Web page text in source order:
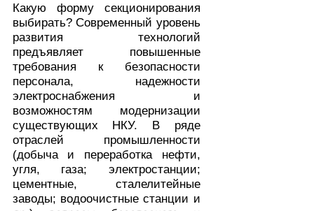
Какую форму секционирования
выбирать? Современный уровень
развития технологий
предъявляет повышенные
требования к безопасности
персонала, надежности
электроснабжения и
возможностям модернизации
существующих НКУ. В ряде
отраслей промышленности
(добыча и переработка нефти,
угля, газа; электростанции;
цементные, сталелитейные
заводы; водоочистные станции и